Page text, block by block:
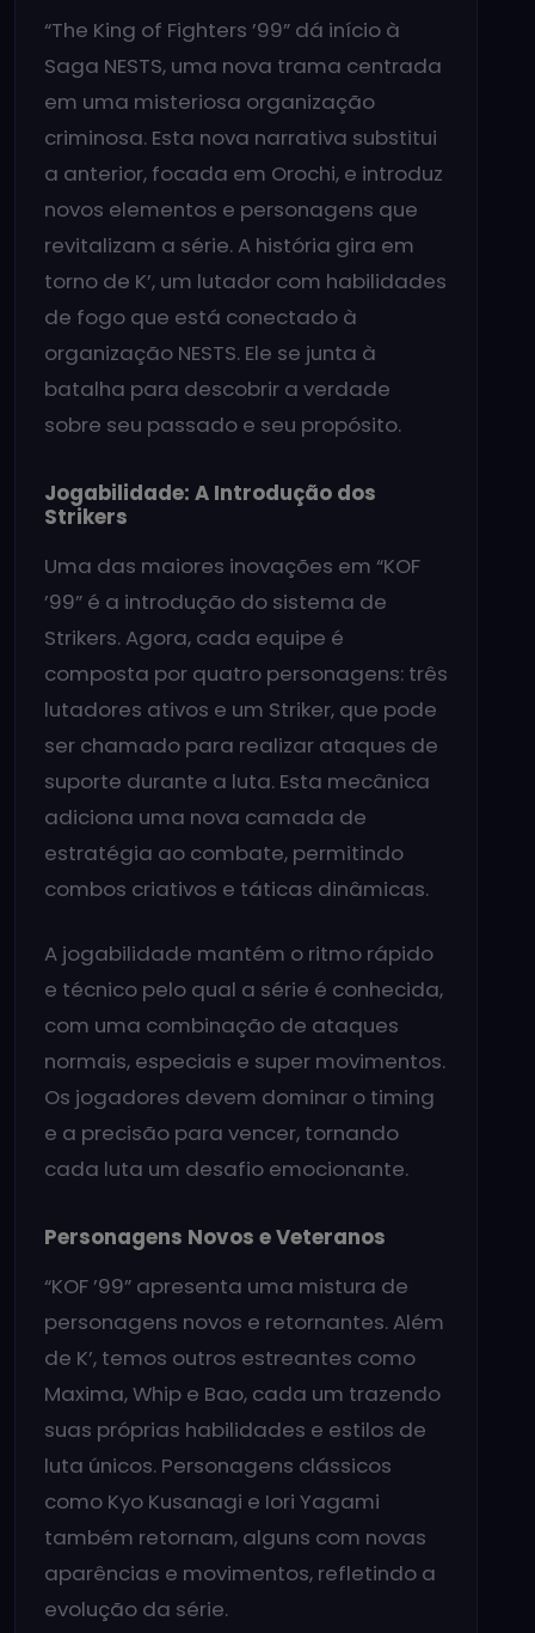
“The King of Fighters ’99” dá início à
Saga NESTS, uma nova trama centrada
em uma misteriosa organização
criminosa. Esta nova narrativa substitui
a anterior, focada em Orochi, e introduz
novos elementos e personagens que
revitalizam a série. A história gira em
torno de K’, um lutador com habilidades
de fogo que está conectado à
organização NESTS. Ele se junta à
batalha para descobrir a verdade
sobre seu passado e seu propósito.
Jogabilidade: A Introdução dos
Strikers
Uma das maiores inovações em “KOF
’99” é a introdução do sistema de
Strikers. Agora, cada equipe é
composta por quatro personagens: três
lutadores ativos e um Striker, que pode
ser chamado para realizar ataques de
suporte durante a luta. Esta mecânica
adiciona uma nova camada de
estratégia ao combate, permitindo
combos criativos e táticas dinâmicas.
A jogabilidade mantém o ritmo rápido
e técnico pelo qual a série é conhecida,
com uma combinação de ataques
normais, especiais e super movimentos.
Os jogadores devem dominar o timing
e a precisão para vencer, tornando
cada luta um desafio emocionante.
Personagens Novos e Veteranos
“KOF ’99” apresenta uma mistura de
personagens novos e retornantes. Além
de K’, temos outros estreantes como
Maxima, Whip e Bao, cada um trazendo
suas próprias habilidades e estilos de
luta únicos. Personagens clássicos
como Kyo Kusanagi e Iori Yagami
também retornam, alguns com novas
aparências e movimentos, refletindo a
evolução da série.